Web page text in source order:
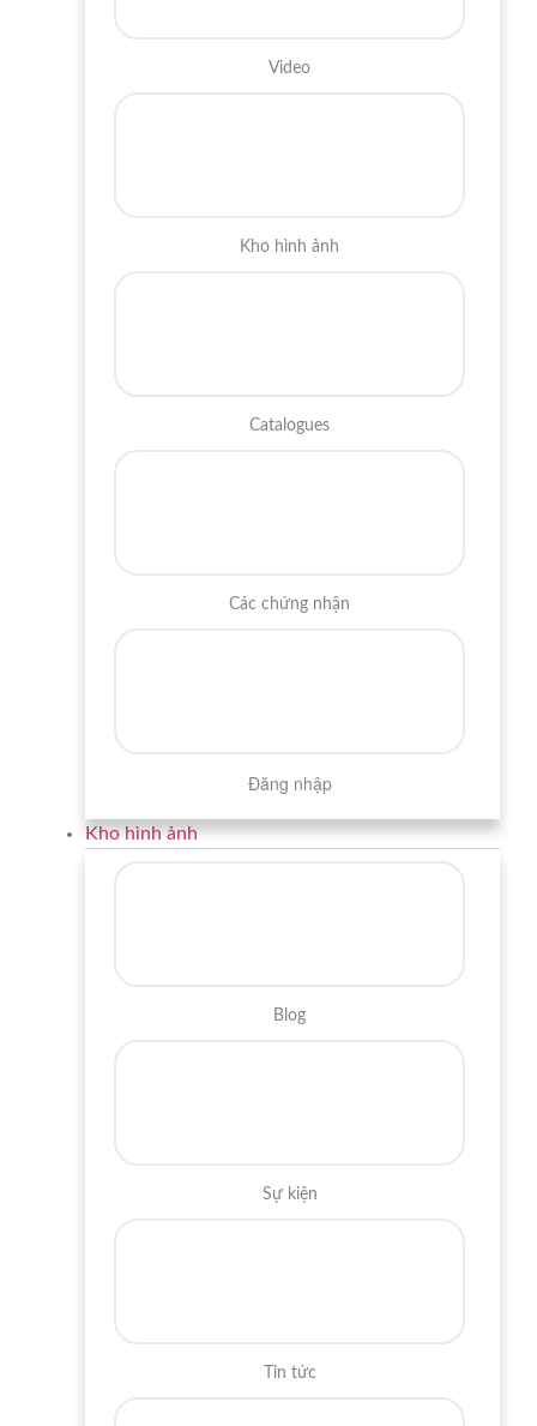
Video
Kho hình ảnh
Catalogues
Các chứng nhận
Đăng nhập
Kho hình ảnh
Blog
Sự kiện
Tin tức